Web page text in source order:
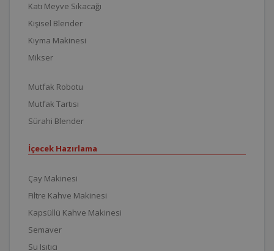
Katı Meyve Sıkacağı
Kişisel Blender
Kıyma Makinesi
Mikser
Mutfak Robotu
Mutfak Tartısı
Sürahi Blender
İçecek Hazırlama
Çay Makinesi
Filtre Kahve Makinesi
Kapsüllü Kahve Makinesi
Semaver
Su Isıtıcı